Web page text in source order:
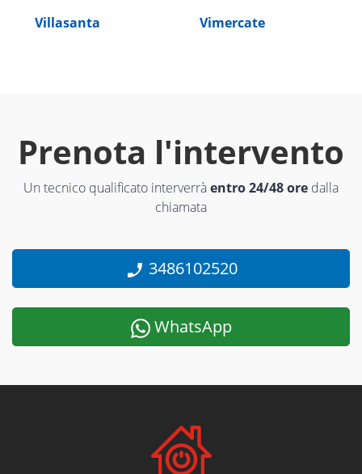
Villasanta
Vimercate
Prenota l'intervento
Un tecnico qualificato interverràentro 24/48 ore dalla
chiamata
3486102520
WhatsApp